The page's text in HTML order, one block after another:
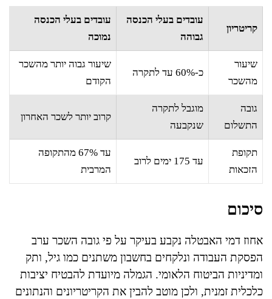
קריטריון
עובדים בעלי הכנסה
גבוהה
עובדים בעלי הכנסה
נמוכה
שיעור
מהשכר
כ-60% עד לתקרה
שיעור גבוה יותר מהשכר
הקודם
גובה
התשלום
מוגבל לתקרה
שנקבעה
קרוב יותר לשכר האחרון
תקופת
הזכאות
עד 175 ימים לרוב
עד 67% מהתקופה
המרבית
סיכום
אחוז דמי האבטלה נקבע בעיקר על פי גובה השכר ערב
הפסקת העבודה ונלקחים בחשבון משתנים כמו גיל, ותק
ומדיניות הביטוח הלאומי. הגמלה מיועדת להבטיח יציבות
כלכלית זמנית, ולכן מוטב להבין את הקריטריונים והנתונים